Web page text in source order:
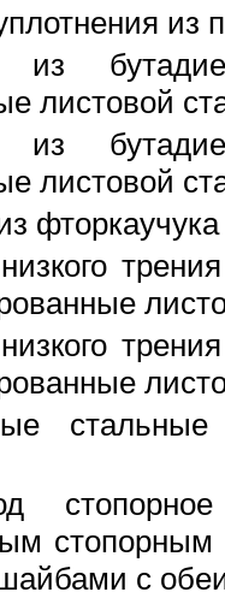
из
из
листовой
из
листовой
с